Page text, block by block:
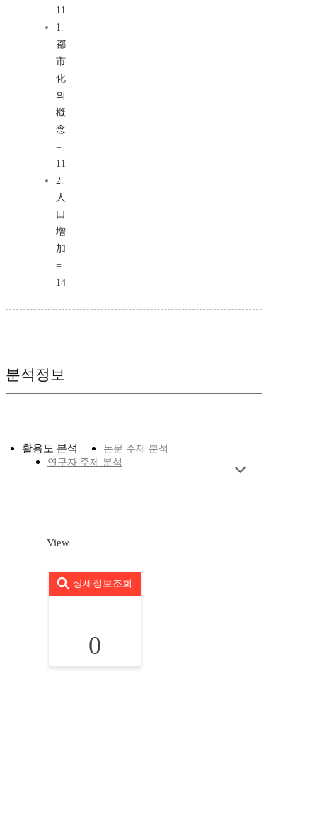
11
1.
都
市
化
의
槪
念
=
11
2.
人
口
增
加
=
14
분석정보
활용도 분석
논문 주제 분석
연구자 주제 분석
View
상세정보조회
0